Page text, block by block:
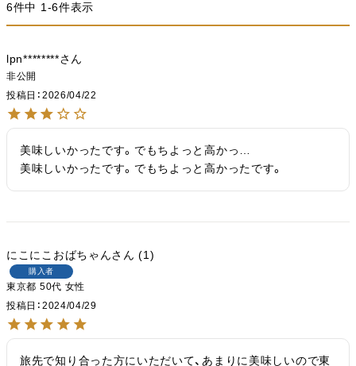
6件中 1-6件表示
lpn********
非公開
投稿日
2026/04/22
美味しいかったです。でもちよっと高かっ…
美味しいかったです。でもちよっと高かったです。
にこにこおばちゃん 1
購入者
東京都 50代 女性
投稿日
2024/04/29
旅先で知り合った方にいただいて、あまりに美味しいので東